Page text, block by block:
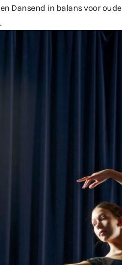
Dansend in balans voor
.